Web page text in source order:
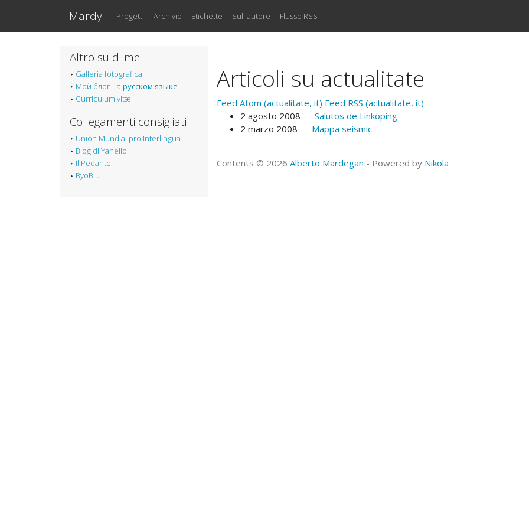
Mardy Progetti Archivio Etichette Sull'autore Flusso RSS
Altro su di me
Galleria fotografica
Мой блог на русском языке
Curriculum vitæ
Collegamenti consigliati
Union Mundial pro Interlingua
Blog di Yanello
Il Pedante
ByoBlu
Articoli su actualitate
Feed Atom (actualitate, it) Feed RSS (actualitate, it)
2 agosto 2008
Salutos de Linköping
2 marzo 2008
Mappa seismic
Contents © 2026 Alberto Mardegan - Powered by Nikola